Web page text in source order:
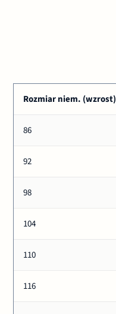
Rozmiar niem. (wzrost)
86
92
98
104
110
116